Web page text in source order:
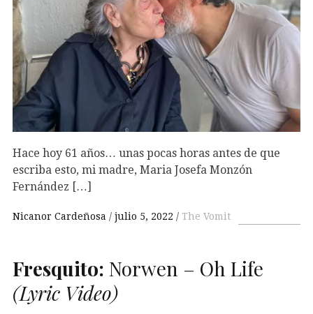
Hace hoy 61 años… unas pocas horas antes de que
escriba esto, mi madre, Maria Josefa Monzón
Fernández […]
Nicanor Cardeñosa julio 5, 2022 The Vomit
Fresquito: Norwen – Oh Life
(Lyric Video)